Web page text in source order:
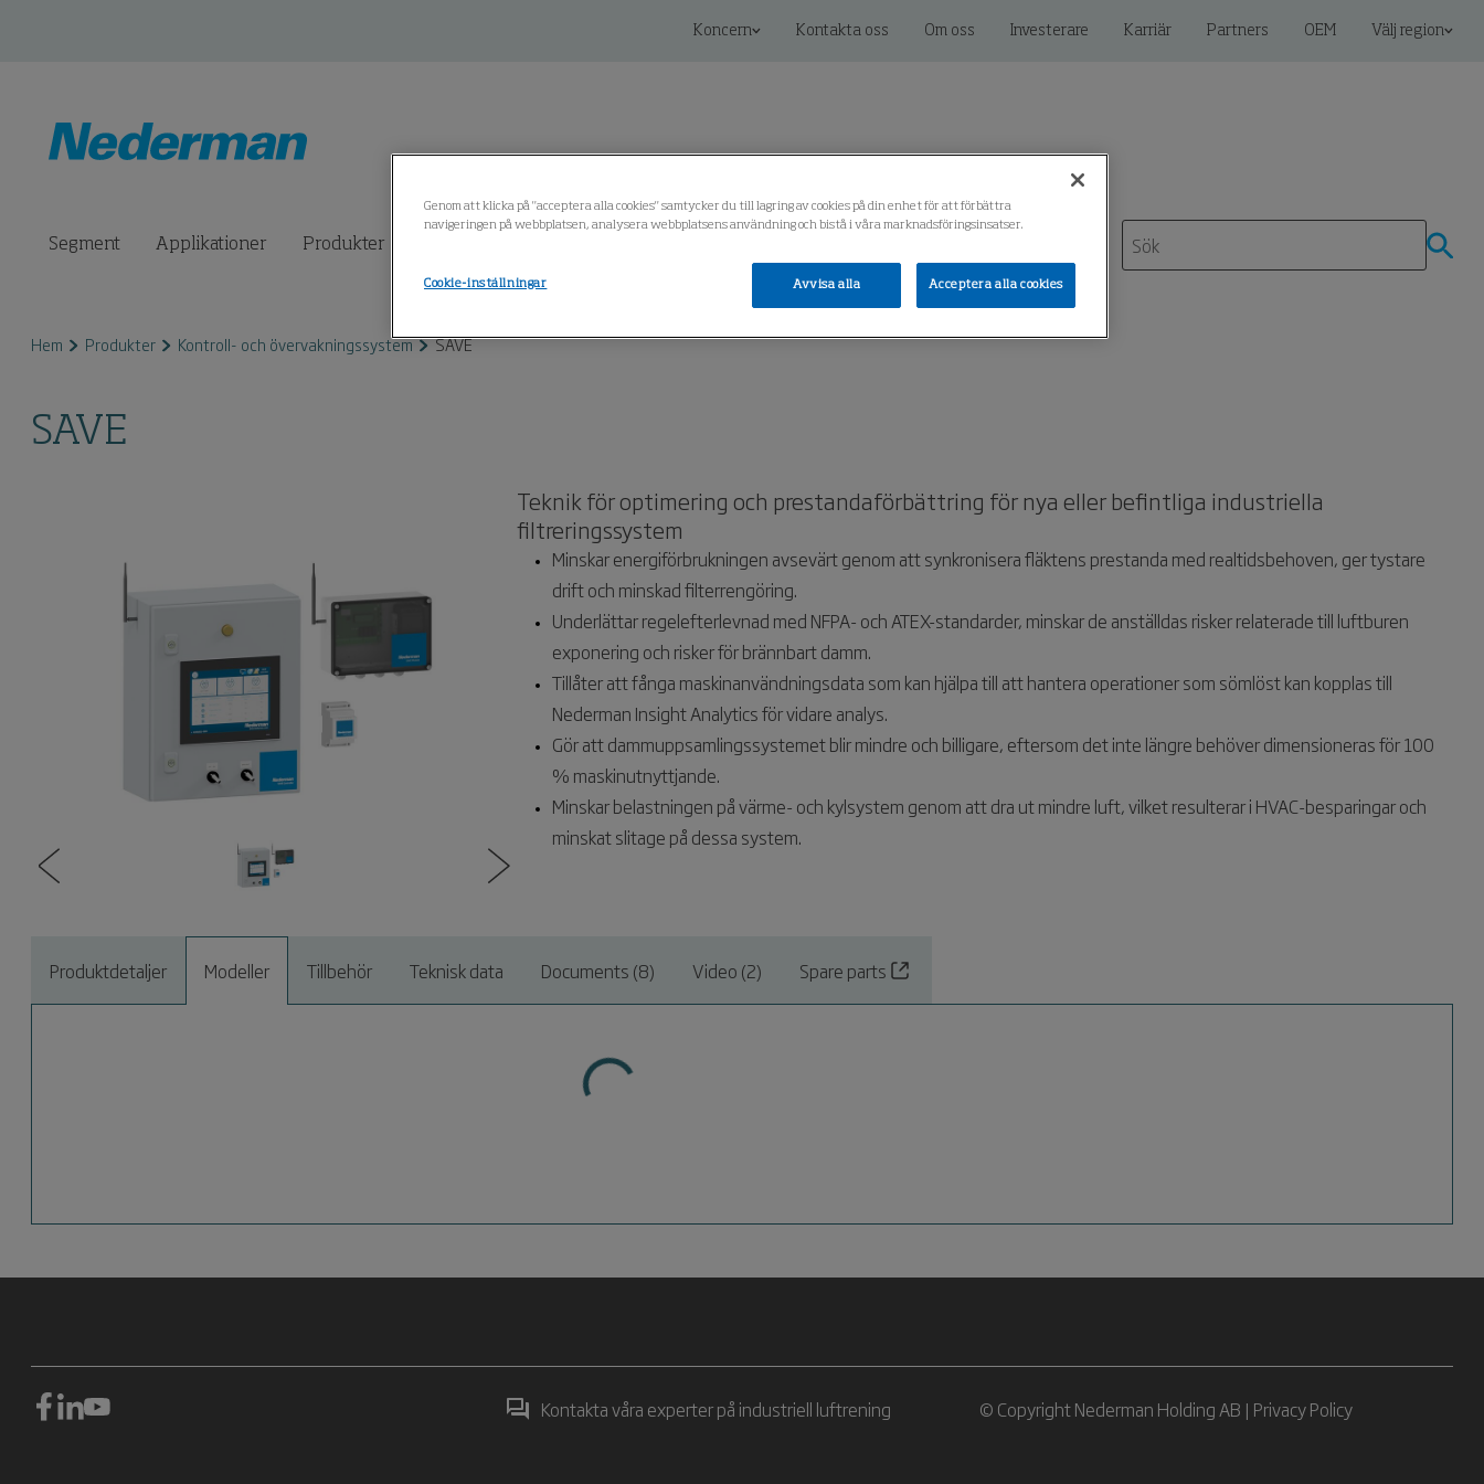
Koncern Kontakta oss Om oss Investerare Karriär Partners OEM Välj region
Segment Applikationer Produkter
Hem Produkter Kontroll- och övervakningssystem SAVE
SAVE
Teknik för optimering och prestandaförbättring för nya eller befintliga industriella
filtreringssystem
Minskar energiförbrukningen avsevärt genom att synkronisera fläktens prestanda med realtidsbehoven, ger tystare
drift och minskad filterrengöring.
Underlättar regelefterlevnad med NFPA- och ATEX-standarder, minskar de anställdas risker relaterade till luftburen
exponering och risker för brännbart damm.
Tillåter att fånga maskinanvändningsdata som kan hjälpa till att hantera operationer som sömlöst kan kopplas till
Nederman Insight Analytics för vidare analys.
Gör att dammuppsamlingssystemet blir mindre och billigare, eftersom det inte längre behöver dimensioneras för 100
% maskinutnyttjande.
Minskar belastningen på värme- och kylsystem genom att dra ut mindre luft, vilket resulterar i HVAC-besparingar och
minskat slitage på dessa system.
Produktdetaljer Modeller Tillbehör Teknisk data Documents (8) Video (2) Spare parts
Kontakta våra experter på industriell luftrening © Copyright Nederman Holding AB | Privacy Policy
Genom att klicka på "acceptera alla cookies" samtycker du till lagring av cookies på din enhet för att förbättra
navigeringen på webbplatsen, analysera webbplatsens användning och bistå i våra marknadsföringsinsatser.
Avvisa alla Acceptera alla cookies
Cookie-inställningar